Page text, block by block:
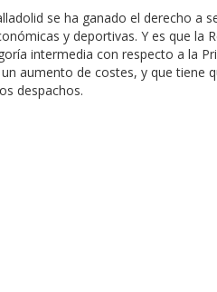
se ha ganado el derecho a
y deportivas. Y es que la
intermedia con respecto a la
aumento de costes, y que tiene
despachos.